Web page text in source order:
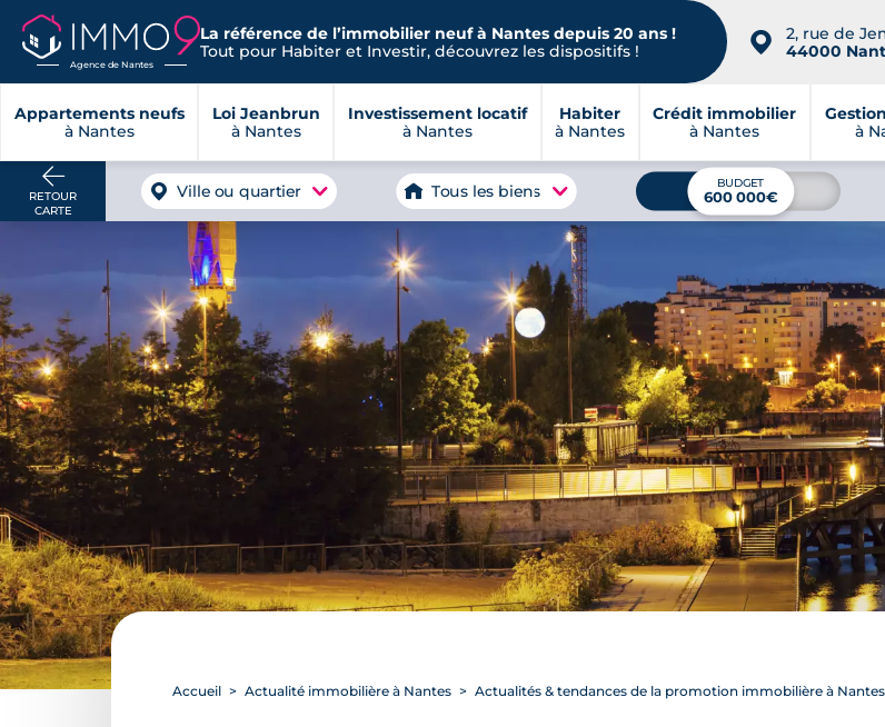
Agence de Nantes
La référence de l’immobilier neuf à Nantes depuis 20 ans !
Tout pour Habiter et Investir, découvrez les dispositifs !
📍
2, rue de
44000
Appartements neufs
à Nantes
Loi Jeanbrun
à Nantes
Investissement locatif
à Nantes
Habiter
à Nantes
Crédit immobilier
à Nantes
à
RETOUR
CARTE
Ville ou quartier Tous les biens BUDGET
600 000€
Accueil Actualité immobilière à Nantes Actualités & tendances de la promotion immobilière à Nantes